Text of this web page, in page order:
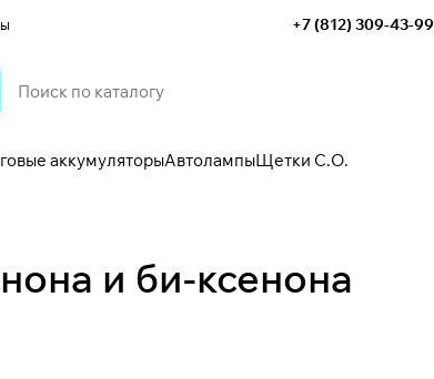
+7 (812) 309-43-99
аккумуляторыАвтолампыЩетки С.О.
и би-ксенона